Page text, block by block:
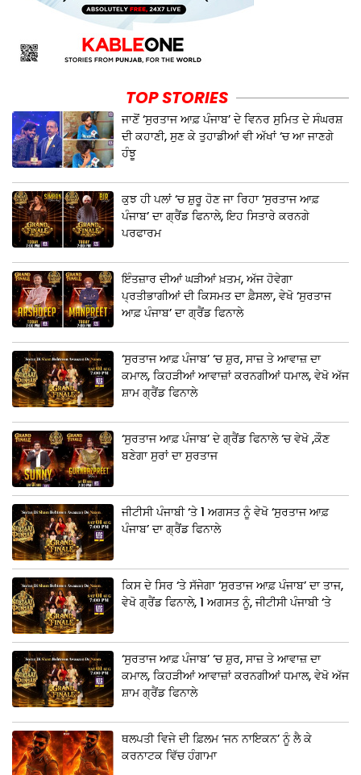
TOP STORIES
ਜਾਣੋਂ ‘ਸੁਰਤਾਜ ਆਫ਼ ਪੰਜਾਬ’ ਦੇ ਵਿਨਰ ਸੁਮਿਤ ਦੇ ਸੰਘਰਸ਼
ਦੀ ਕਹਾਣੀ, ਸੁਣ ਕੇ ਤੁਹਾਡੀਆਂ ਵੀ ਅੱਖਾਂ ‘ਚ ਆ ਜਾਣਗੇ
ਹੰਝੂ
ਕੁਝ ਹੀ ਪਲਾਂ ‘ਚ ਸ਼ੁਰੂ ਹੋਣ ਜਾ ਰਿਹਾ ‘ਸੁਰਤਾਜ ਆਫ਼
ਪੰਜਾਬ’ ਦਾ ਗ੍ਰੈਂਡ ਫਿਨਾਲੇ, ਇਹ ਸਿਤਾਰੇ ਕਰਨਗੇ
ਪਰਫਾਰਮ
ਇੰਤਜ਼ਾਰ ਦੀਆਂ ਘੜੀਆਂ ਖ਼ਤਮ, ਅੱਜ ਹੋਵੇਗਾ
ਪ੍ਰਤੀਭਾਗੀਆਂ ਦੀ ਕਿਸਮਤ ਦਾ ਫ਼ੈਸਲਾ, ਵੇਖੋ ‘ਸੁਰਤਾਜ
ਆਫ਼ ਪੰਜਾਬ’ ਦਾ ਗ੍ਰੈਂਡ ਫਿਨਾਲੇ
‘ਸੁਰਤਾਜ ਆਫ਼ ਪੰਜਾਬ’ ‘ਚ ਸ਼ੁਰ, ਸਾਜ਼ ਤੇ ਆਵਾਜ਼ ਦਾ
ਕਮਾਲ, ਕਿਹੜੀਆਂ ਆਵਾਜ਼ਾਂ ਕਰਨਗੀਆਂ ਧਮਾਲ, ਵੇਖੋ ਅੱਜ
ਸ਼ਾਮ ਗ੍ਰੈਂਡ ਫਿਨਾਲੇ
‘ਸੁਰਤਾਜ ਆਫ਼ ਪੰਜਾਬ’ ਦੇ ਗ੍ਰੈਂਡ ਫਿਨਾਲੇ ‘ਚ ਵੇਖੋ ,ਕੌਣ
ਬਣੇਗਾ ਸੁਰਾਂ ਦਾ ਸੁਰਤਾਜ
ਜੀਟੀਸੀ ਪੰਜਾਬੀ ‘ਤੇ 1 ਅਗਸਤ ਨੂੰ ਵੇਖੋ ‘ਸੁਰਤਾਜ ਆਫ਼
ਪੰਜਾਬ’ ਦਾ ਗ੍ਰੈਂਡ ਫਿਨਾਲੇ
ਕਿਸ ਦੇ ਸਿਰ ‘ਤੇ ਸੱਜੇਗਾ ‘ਸੁਰਤਾਜ ਆਫ਼ ਪੰਜਾਬ’ ਦਾ ਤਾਜ,
ਵੇਖੋ ਗ੍ਰੈਂਡ ਫਿਨਾਲੇ, 1 ਅਗਸਤ ਨੂੰ, ਜੀਟੀਸੀ ਪੰਜਾਬੀ ‘ਤੇ
‘ਸੁਰਤਾਜ ਆਫ਼ ਪੰਜਾਬ’ ‘ਚ ਸ਼ੁਰ, ਸਾਜ਼ ਤੇ ਆਵਾਜ਼ ਦਾ
ਕਮਾਲ, ਕਿਹੜੀਆਂ ਆਵਾਜ਼ਾਂ ਕਰਨਗੀਆਂ ਧਮਾਲ, ਵੇਖੋ ਅੱਜ
ਸ਼ਾਮ ਗ੍ਰੈਂਡ ਫਿਨਾਲੇ
ਥਲਪਤੀ ਵਿਜੇ ਦੀ ਫ਼ਿਲਮ ‘ਜਨ ਨਾਇਕਨ’ ਨੂੰ ਲੈ ਕੇ
ਕਰਨਾਟਕ ਵਿੱਚ ਹੰਗਾਮਾ